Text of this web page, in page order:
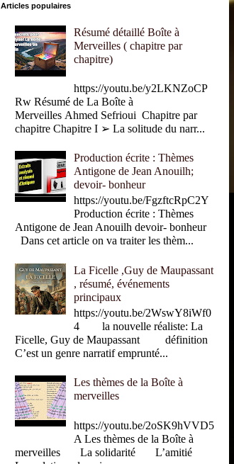
Articles populaires
Résumé détaillé Boîte à
Merveilles ( chapitre par
chapitre)
https://youtu.be/y2LKNZoCP
Rw Résumé de La Boîte à
Merveilles Ahmed Sefrioui Chapitre par
chapitre Chapitre I ➢ La solitude du narr...
Production écrite : Thèmes
Antigone de Jean Anouilh;
devoir- bonheur
https://youtu.be/FgzftcRpC2Y
Production écrite : Thèmes
Antigone de Jean Anouilh devoir- bonheur
Dans cet article on va traiter les thèm...
La Ficelle ,Guy de Maupassant
, résumé, événements
principaux
https://youtu.be/2WswY8iWf0
4 la nouvelle réaliste: La
Ficelle, Guy de Maupassant définition
C’est un genre narratif emprunté...
Les thèmes de la Boîte à
merveilles
https://youtu.be/2oSK9hVVD5
A Les thèmes de la Boîte à
merveilles La solidarité L’amitié